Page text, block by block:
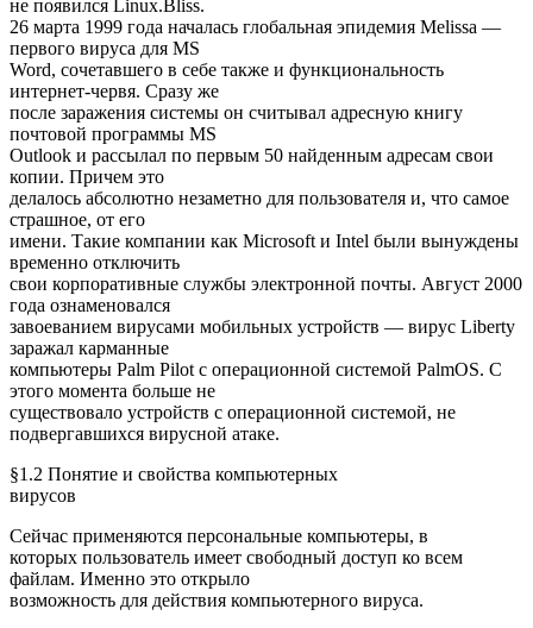
не появился Linux.Bliss.
26 марта 1999 года началась глобальная эпидемия Melissa —
первого вируса для MS
Word, сочетавшего в себе также и функциональность
интернет-червя. Сразу же
после заражения системы он считывал адресную книгу
почтовой программы MS
Outlook и рассылал по первым 50 найденным адресам свои
копии. Причем это
делалось абсолютно незаметно для пользователя и, что самое
страшное, от его
имени. Такие компании как Microsoft и Intel были вынуждены
временно отключить
свои корпоративные службы электронной почты. Август 2000
года ознаменовался
завоеванием вирусами мобильных устройств — вирус Liberty
заражал карманные
компьютеры Palm Pilot с операционной системой PalmOS. С
этого момента больше не
существовало устройств с операционной системой, не
подвергавшихся вирусной атаке.
§1.2 Понятие и свойства компьютерных
вирусов
Сейчас применяются персональные компьютеры, в
которых пользователь имеет свободный доступ ко всем
файлам. Именно это открыло
возможность для действия компьютерного вируса.